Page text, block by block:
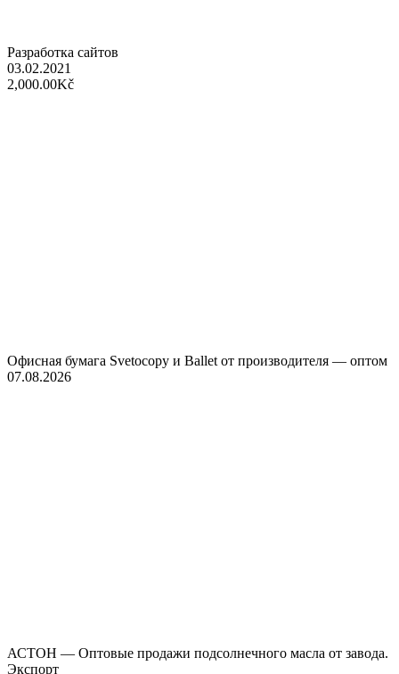
Разработка сайтов
03.02.2021
2,000.00Kč
Офисная бумага Svetocopy и Ballet от производителя — оптом
07.08.2026
АСТОН — Оптовые продажи подсолнечного масла от завода.
Экспорт